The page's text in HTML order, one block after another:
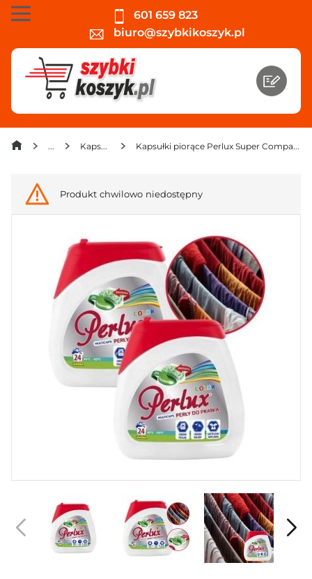
601 659 823
biuro@szybkikoszyk.pl
Kapsułki do prania Kapsułki piorące Perlux Super Compact Color 552 g (24 sztuki) x 2 opakowania
Produkt chwilowo niedostępny